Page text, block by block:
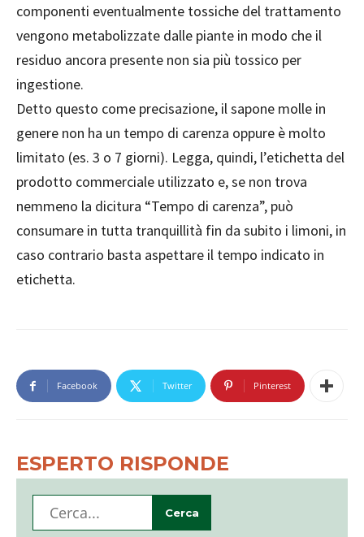
componenti eventualmente tossiche del trattamento
vengono metabolizzate dalle piante in modo che il
residuo ancora presente non sia più tossico per
ingestione.
Detto questo come precisazione, il sapone molle in
genere non ha un tempo di carenza oppure è molto
limitato (es. 3 o 7 giorni). Legga, quindi, l’etichetta del
prodotto commerciale utilizzato e, se non trova
nemmeno la dicitura “Tempo di carenza”, può
consumare in tutta tranquillità fin da subito i limoni, in
caso contrario basta aspettare il tempo indicato in
etichetta.
Facebook Twitter Pinterest
ESPERTO RISPONDE